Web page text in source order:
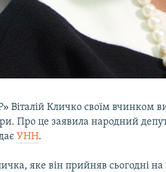
Віталій Кличко своїм вчинком
Про це заявила народний
УНН.
яке він прийняв сьогодні на